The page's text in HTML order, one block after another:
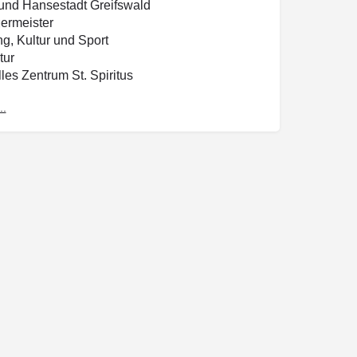
Hansestadt Greifswald
Kultur und Sport
Zentrum St. Spiritus
51